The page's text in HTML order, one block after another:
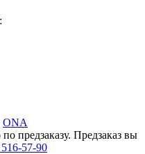
ONA
предзаказу. Предзаказ вы
57-90